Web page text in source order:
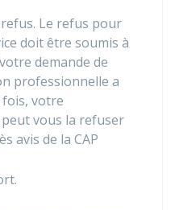
Le refus pour
doit être soumis à
demande de
professionnelle a
votre
vous la refuser
avis de la CAP